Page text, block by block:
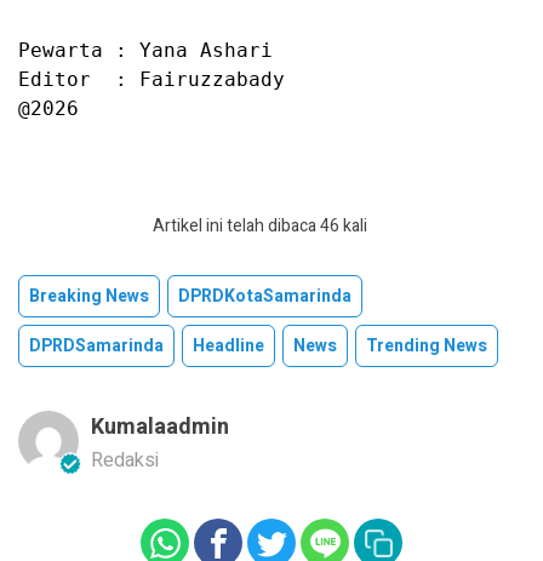
Pewarta : Yana Ashari
Editor  : Fairuzzabady
@2026
Artikel ini telah dibaca 46 kali
Breaking News
DPRDKotaSamarinda
DPRDSamarinda
Headline News Trending News
Kumalaadmin
Redaksi